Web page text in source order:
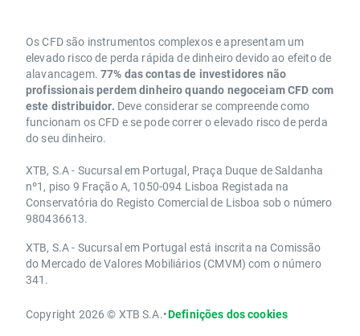
Os CFD são instrumentos complexos e apresentam um
elevado risco de perda rápida de dinheiro devido ao efeito de
alavancagem. 77% das contas de investidores não
profissionais perdem dinheiro quando negoceiam CFD com
este distribuidor. Deve considerar se compreende como
funcionam os CFD e se pode correr o elevado risco de perda
do seu dinheiro.
XTB, S.A - Sucursal em Portugal, Praça Duque de Saldanha
nº1, piso 9 Fração A, 1050-094 Lisboa Registada na
Conservatória do Registo Comercial de Lisboa sob o número
980436613.
XTB, S.A - Sucursal em Portugal está inscrita na Comissão
do Mercado de Valores Mobiliários (CMVM) com o número
341.
Copyright 2026 © XTB S.A.•Definições dos cookies